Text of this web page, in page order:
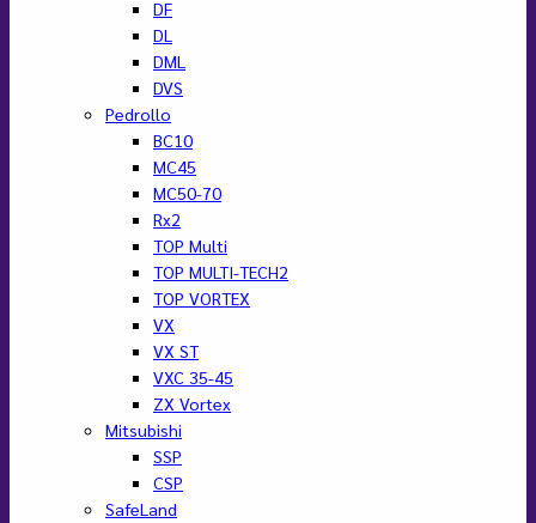
DF
DL
DML
DVS
Pedrollo
BC10
MC45
MC50-70
Rx2
TOP Multi
TOP MULTI-TECH2
TOP VORTEX
VX
VX ST
VXC 35-45
ZX Vortex
Mitsubishi
SSP
CSP
SafeLand